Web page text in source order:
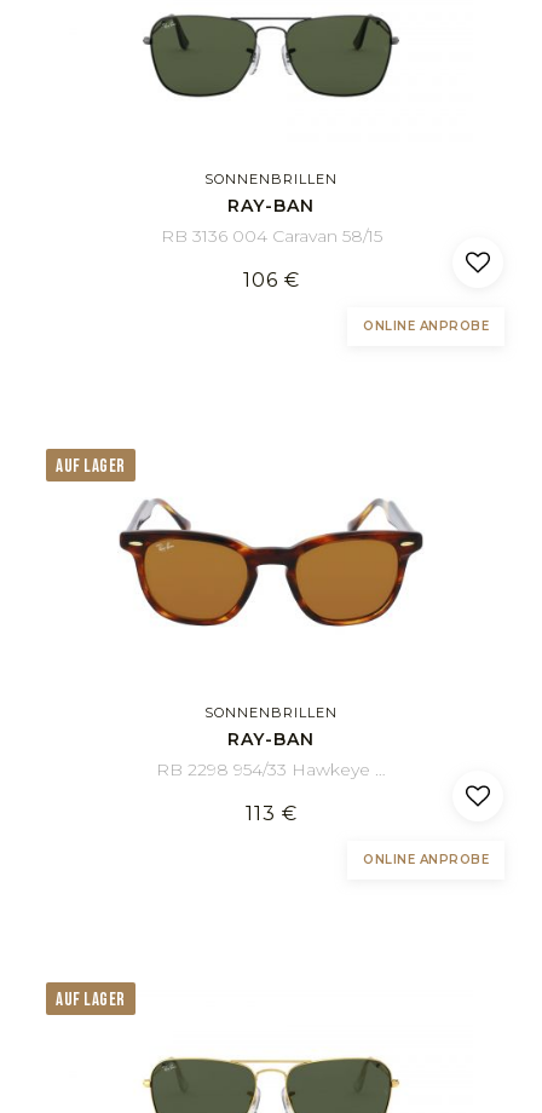
SONNENBRILLEN
RAY-BAN
RB 3136 004 Caravan 58/15
106 €
ONLINE ANPROBE
AUF LAGER
SONNENBRILLEN
RAY-BAN
RB 2298 954/33 Hawkeye 52/21
113 €
ONLINE ANPROBE
AUF LAGER